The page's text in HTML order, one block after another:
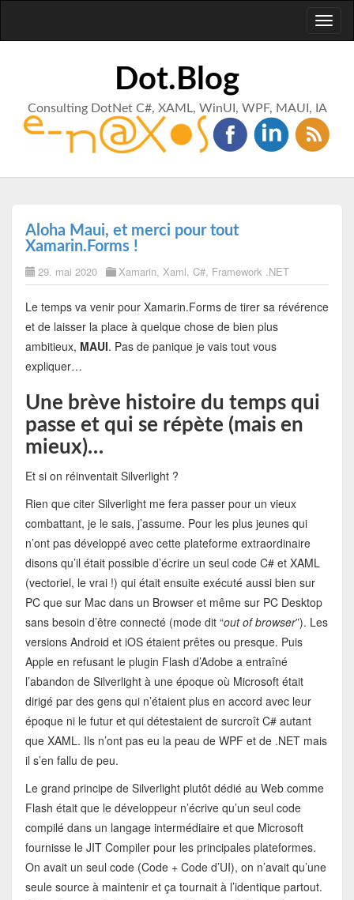
Dot.Blog
Consulting DotNet C#, XAML, WinUI, WPF, MAUI, IA
Aloha Maui, et merci pour tout
Xamarin.Forms !
29. mai 2020 Xamarin, Xaml, C#, Framework .NET
Le temps va venir pour Xamarin.Forms de tirer sa révérence
et de laisser la place à quelque chose de bien plus
ambitieux, MAUI. Pas de panique je vais tout vous
expliquer…
Une brève histoire du temps qui
passe et qui se répète (mais en
mieux)…
Et si on réinventait Silverlight ?
Rien que citer Silverlight me fera passer pour un vieux
combattant, je le sais, j’assume. Pour les plus jeunes qui
n’ont pas développé avec cette plateforme extraordinaire
disons qu’il était possible d’écrire un seul code C# et XAML
(vectoriel, le vrai !) qui était ensuite exécuté aussi bien sur
PC que sur Mac dans un Browser et même sur PC Desktop
sans besoin d’être connecté (mode dit “out of browser”). Les
versions Android et iOS étaient prêtes ou presque. Puis
Apple en refusant le plugin Flash d’Adobe a entraîné
l’abandon de Silverlight à une époque où Microsoft était
dirigé par des gens qui n’étaient plus en accord avec leur
époque ni le futur et qui détestaient de surcroît C# autant
que XAML. Ils n’ont pas eu la peau de WPF et de .NET mais
il s’en fallu de peu.
Le grand principe de Silverlight plutôt dédié au Web comme
Flash était que le développeur n’écrive qu’un seul code
compilé dans un langage intermédiaire et que Microsoft
fournisse le JIT Compiler pour les principales plateformes.
On avait un seul code (Code + Code d’UI), on n’avait qu’une
seule source à maintenir et ça tournait à l’identique partout.